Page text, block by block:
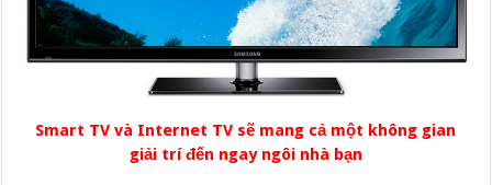
Smart TV và Internet TV sẽ mang cả một không gian
giải trí đến ngay ngôi nhà bạn